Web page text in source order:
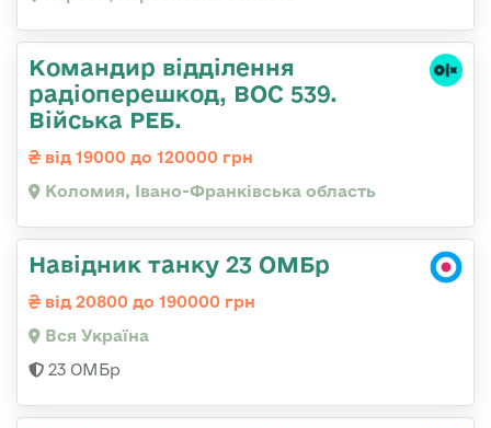
Командир відділення
радіоперешкод, ВОС 539.
Війська РЕБ.
від 19000 до 120000 грн
Коломия, Івано-Франківська область
Навідник танку 23 ОМБр
від 20800 до 190000 грн
Вся Україна
23 ОМБр